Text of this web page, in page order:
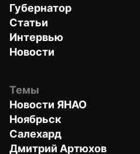
Губернатор
Статьи
Интервью
Новости
Темы
Новости ЯНАО
Ноябрьск
Салехард
Дмитрий Артюхов